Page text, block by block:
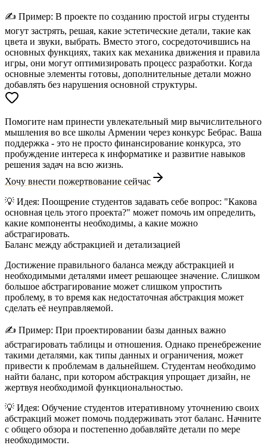
✍️ Пример: В проекте по созданию простой игры студенты
могут застрять, решая, какие эстетические детали, такие как
цвета и звуки, выбрать. Вместо этого, сосредоточившись на
основных функциях, таких как механика движения и правила
игры, они могут оптимизировать процесс разработки. Когда
основные элементы готовы, дополнительные детали можно
добавлять без нарушения основной структуры.
Помогите нам принести увлекательный мир вычислительного
мышления во все школы Армении через конкурс Бебрас. Ваша
поддержка - это не просто финансирование конкурса, это
пробуждение интереса к информатике и развитие навыков
решения задач на всю жизнь.
Хочу внести пожертвование сейчас
💡 Идея: Поощрение студентов задавать себе вопрос: "Какова
основная цель этого проекта?" может помочь им определить,
какие компоненты необходимы, а какие можно
абстрагировать.
Баланс между абстракцией и детализацией
Достижение правильного баланса между абстракцией и
необходимыми деталями имеет решающее значение. Слишком
большое абстрагирование может слишком упростить
проблему, в то время как недостаточная абстракция может
сделать её неуправляемой.
✍️ Пример: При проектировании базы данных важно
абстрагировать таблицы и отношения. Однако пренебрежение
такими деталями, как типы данных и ограничения, может
привести к проблемам в дальнейшем. Студентам необходимо
найти баланс, при котором абстракция упрощает дизайн, не
жертвуя необходимой функциональностью.
💡 Идея: Обучение студентов итеративному уточнению своих
абстракций может помочь поддерживать этот баланс. Начните
с общего обзора и постепенно добавляйте детали по мере
необходимости.